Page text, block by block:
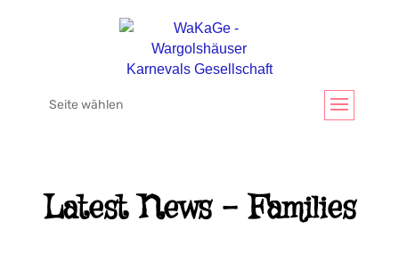
Seite wählen
Latest News - Families